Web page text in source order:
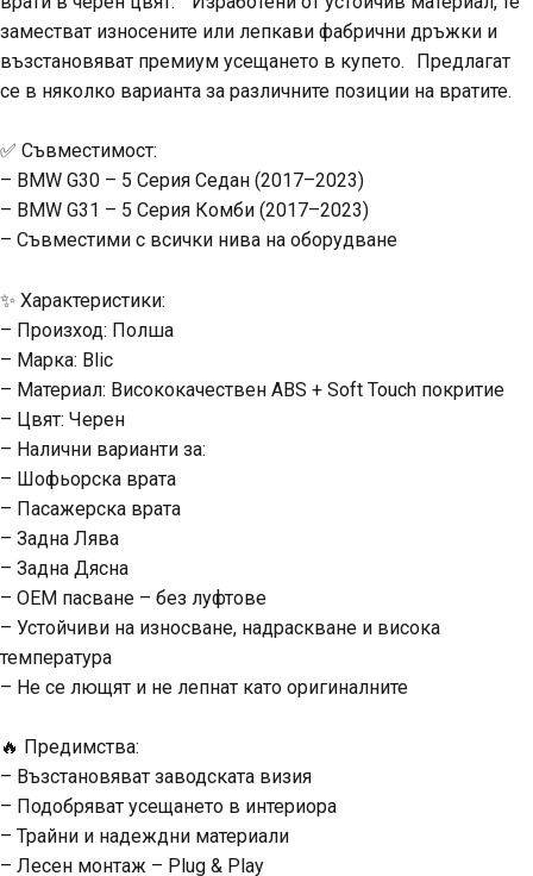
заместват износените или лепкави фабрични дръжки и
възстановяват премиум усещането в купето. Предлагат
се в няколко варианта за различните позиции на вратите.
✅ Съвместимост:
– BMW G30 – 5 Серия Седан (2017–2023)
– BMW G31 – 5 Серия Комби (2017–2023)
– Съвместими с всички нива на оборудване
✨ Характеристики:
– Произход: Полша
– Марка: Blic
– Материал: Висококачествен ABS + Soft Touch покритие
– Цвят: Черен
– Налични варианти за:
– Шофьорска врата
– Пасажерска врата
– Заднa Лява
– Задна Дясна
– OEM пасване – без луфтове
– Устойчиви на износване, надраскване и висока
температура
– Не се лющят и не лепнат като оригиналните
🔥 Предимства:
– Възстановяват заводската визия
– Подобряват усещането в интериора
– Трайни и надеждни материали
– Лесен монтаж – Plug & Play